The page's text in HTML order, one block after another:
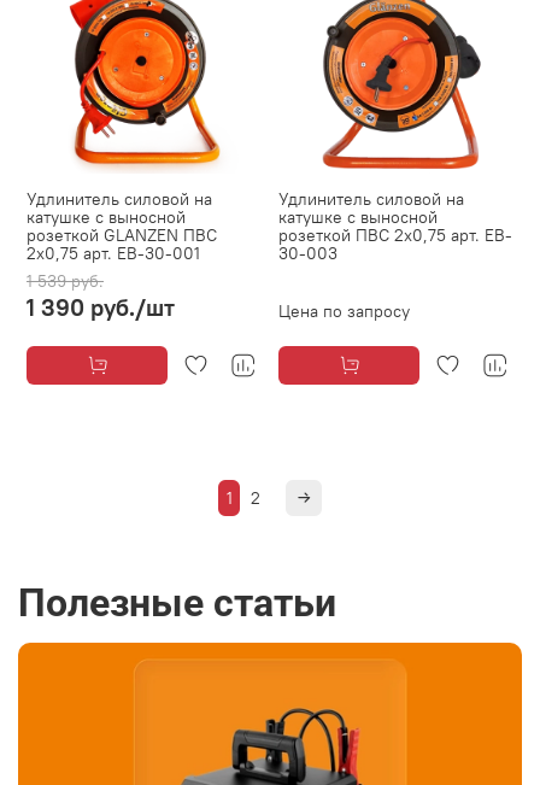
Удлинитель силовой на
катушке с выносной
розеткой GLANZEN ПВС
2х0,75 арт. EB-30-001
1 539 руб.
1 390 руб./шт
Удлинитель силовой на
катушке с выносной
розеткой ПВС 2х0,75 арт. EB-
30-003
Цена по запросу
1 2
Полезные статьи